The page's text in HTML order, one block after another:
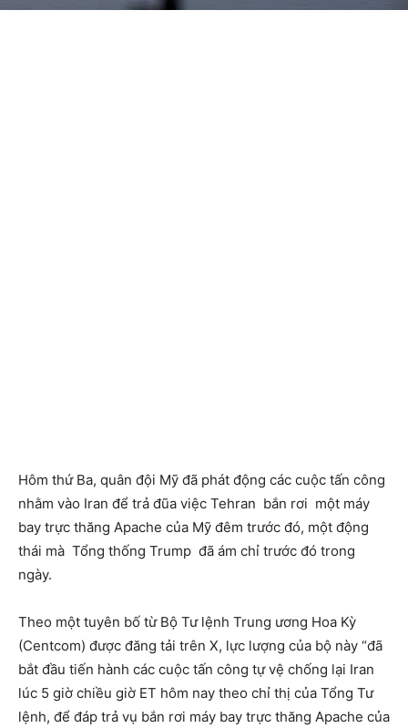
Hôm thứ Ba, quân đội Mỹ đã phát động các cuộc tấn công
nhằm vào Iran để trả đũa việc Tehran bắn rơi một máy
bay trực thăng Apache của Mỹ đêm trước đó, một động
thái mà Tổng thống Trump đã ám chỉ trước đó trong
ngày.
Theo một tuyên bố từ Bộ Tư lệnh Trung ương Hoa Kỳ
(Centcom) được đăng tải trên X, lực lượng của bộ này “đã
bắt đầu tiến hành các cuộc tấn công tự vệ chống lại Iran
lúc 5 giờ chiều giờ ET hôm nay theo chỉ thị của Tổng Tư
lệnh, để đáp trả vụ bắn rơi máy bay trực thăng Apache của